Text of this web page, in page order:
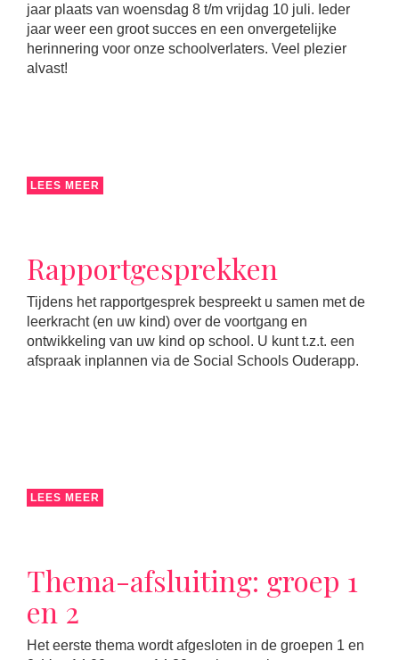
jaar plaats van woensdag 8 t/m vrijdag 10 juli. Ieder
jaar weer een groot succes en een onvergetelijke
herinnering voor onze schoolverlaters. Veel plezier
alvast!
LEES MEER
Rapportgesprekken
Tijdens het rapportgesprek bespreekt u samen met de
leerkracht (en uw kind) over de voortgang en
ontwikkeling van uw kind op school. U kunt t.z.t. een
afspraak inplannen via de Social Schools Ouderapp.
LEES MEER
Thema-afsluiting: groep 1
en 2
Het eerste thema wordt afgesloten in de groepen 1 en